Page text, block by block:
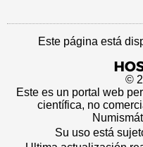
Este página está
©
Este es un portal web
científica, no
Su uso está